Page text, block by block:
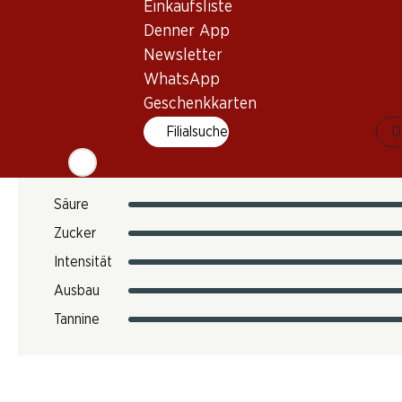
Einkaufsliste
Denner App
Newsletter
WhatsApp
Geschenkkarten
Filialsuche
Geschmack
Säure
Zucker
Intensität
Ausbau
Tannine